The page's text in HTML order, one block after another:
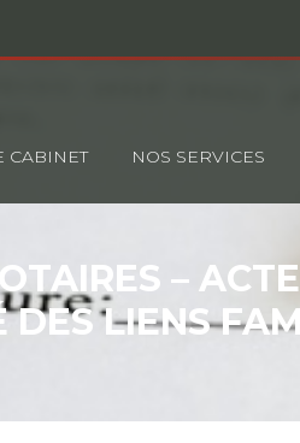
CABINET NOS SERVICES
–
DES LIENS